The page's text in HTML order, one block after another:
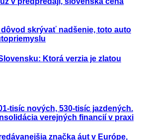
dôvod skrývať nadšenie, toto auto
Ktorá verzia je zlatou
tisíc nových, 530-tisíc jazdených.
verejných financií v praxi
značka áut v Európe,